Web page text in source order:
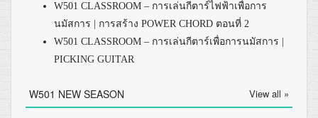
W501 CLASSROOM – การเล่นกีตาร์ไฟฟ้าเพื่อการ
นมัสการ | การสร้าง POWER CHORD ตอนที่ 2
W501 CLASSROOM – การเล่นกีตาร์เพื่อการนมัสการ |
PICKING GUITAR
W501 NEW SEASON View all »